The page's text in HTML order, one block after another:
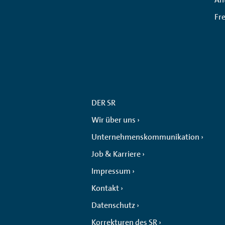
DER SR
Wir über uns
Unternehmenskommunikation
Job & Karriere
Impressum
Kontakt
Datenschutz
Korrekturen des SR